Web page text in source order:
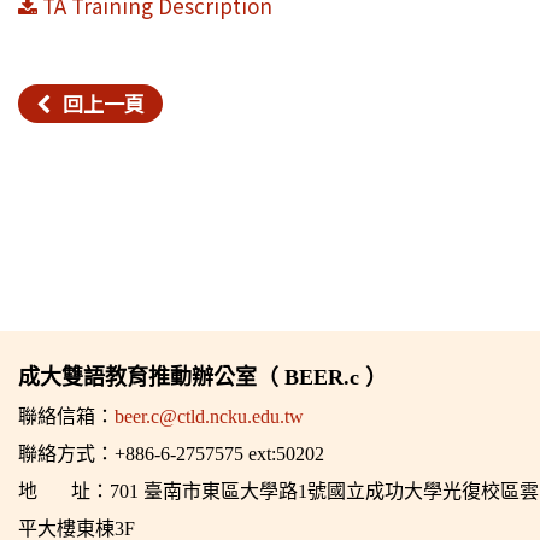
回上一頁
成大雙語教育推動辦公室（ BEER.c ）
聯絡信箱： beer.c@ctld.ncku.edu.tw
聯絡方式：+886-6-2757575 ext:50202
地 址：701 臺南市東區大學路1號國立成功大學光復校區雲
平大樓東棟3F